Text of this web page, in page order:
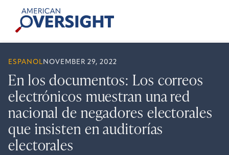
content
American
Oversight
ESPANOL NOVEMBER 29, 2022
En los documentos: Los correos
electrónicos muestran una red
nacional de negadores electorales
que insisten en auditorías
electorales